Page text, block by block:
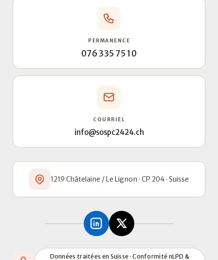
PERMANENCE
076 335 75 10
COURRIEL
info@sospc2424.ch
1219 Châtelaine / Le Lignon · CP 204 · Suisse
Données traitées en Suisse · Conformité nLPD &